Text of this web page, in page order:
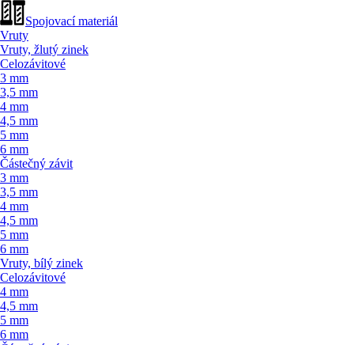
Spojovací materiál
Vruty
Vruty, žlutý zinek
Celozávitové
3 mm
3,5 mm
4 mm
4,5 mm
5 mm
6 mm
Částečný závit
3 mm
3,5 mm
4 mm
4,5 mm
5 mm
6 mm
Vruty, bílý zinek
Celozávitové
4 mm
4,5 mm
5 mm
6 mm